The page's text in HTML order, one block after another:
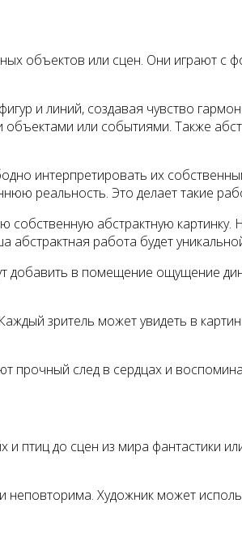
объектов или сцен. Они играют
и линий, создавая чувство
или событиями. Также
интерпретировать их
реальность. Это делает такие
абстрактную
работа будет
в помещение ощущение
зритель может увидеть в
прочный след в сердцах и
до сцен из мира фантастики
неповторима. Художник может